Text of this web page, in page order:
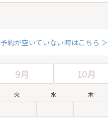
予約が空いていない時はこちら ＞
9月 10月
火 水 木